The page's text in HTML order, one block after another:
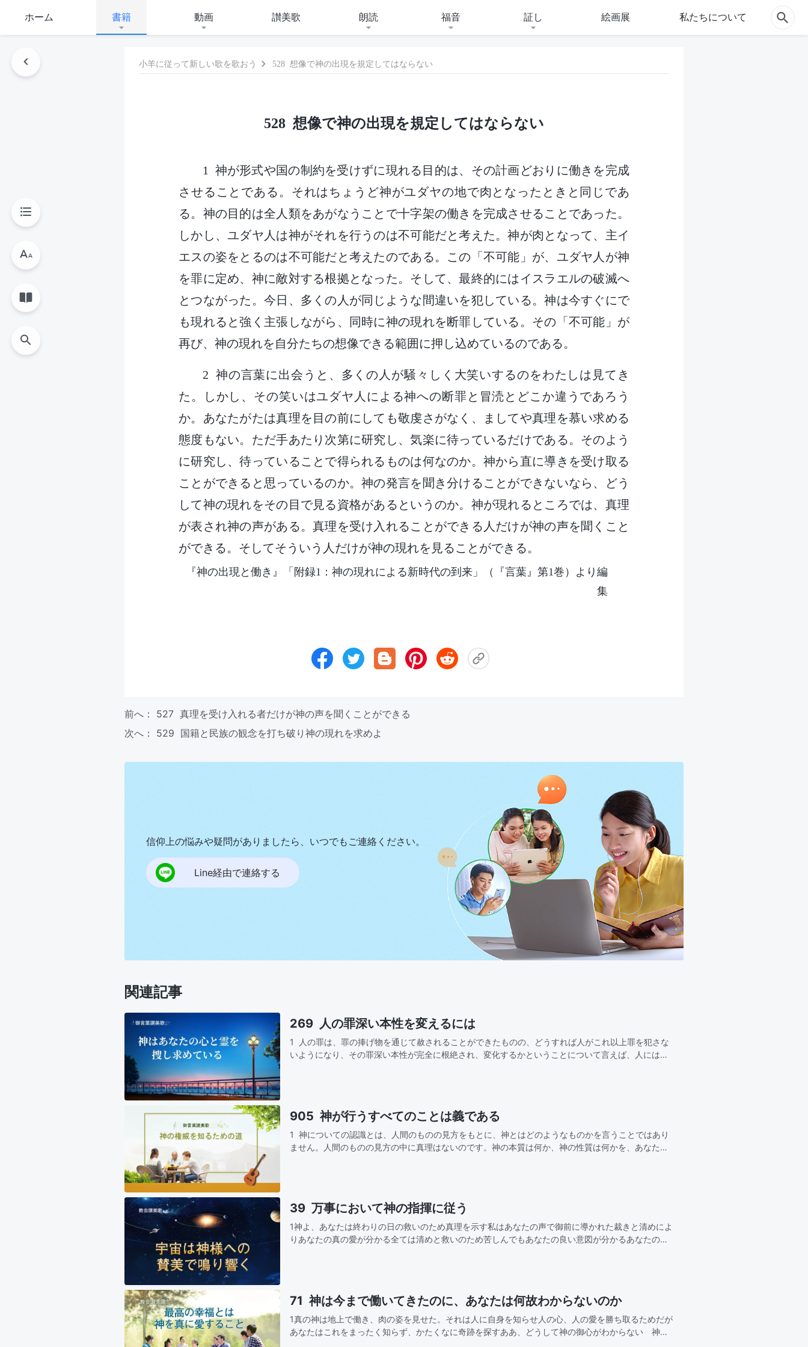
ホーム 書籍 動画 讃美歌 朗読 福音 証し 絵画展 私たちについて
小羊に従って新しい歌を歌おう 528 想像で神の出現を規定してはならない
528 想像で神の出現を規定してはならない
1 神が形式や国の制約を受けずに現れる目的は、その計画どおりに働きを完成
させることである。それはちょうど神がユダヤの地で肉となったときと同じであ
る。神の目的は全人類をあがなうことで十字架の働きを完成させることであった。
しかし、ユダヤ人は神がそれを行うのは不可能だと考えた。神が肉となって、主イ
エスの姿をとるのは不可能だと考えたのである。この「不可能」が、ユダヤ人が神
を罪に定め、神に敵対する根拠となった。そして、最終的にはイスラエルの破滅へ
とつながった。今日、多くの人が同じような間違いを犯している。神は今すぐにで
も現れると強く主張しながら、同時に神の現れを断罪している。その「不可能」が
再び、神の現れを自分たちの想像できる範囲に押し込めているのである。
2 神の言葉に出会うと、多くの人が騒々しく大笑いするのをわたしは見てき
た。しかし、その笑いはユダヤ人による神への断罪と冒涜とどこか違うであろう
か。あなたがたは真理を目の前にしても敬虔さがなく、ましてや真理を慕い求める
態度もない。ただ手あたり次第に研究し、気楽に待っているだけである。そのよう
に研究し、待っていることで得られるものは何なのか。神から直に導きを受け取る
ことができると思っているのか。神の発言を聞き分けることができないなら、どう
して神の現れをその目で見る資格があるというのか。神が現れるところでは、真理
が表され神の声がある。真理を受け入れることができる人だけが神の声を聞くこと
ができる。そしてそういう人だけが神の現れを見ることができる。
『神の出現と働き』「附録1：神の現れによる新時代の到来」（『言葉』第1巻）より編
集
前へ： 527 真理を受け入れる者だけが神の声を聞くことができる
次へ： 529 国籍と民族の観念を打ち破り神の現れを求めよ
信仰上の悩みや疑問がありましたら、いつでもご連絡ください。
Line経由で連絡する
関連記事
269 人の罪深い本性を変えるには
1 人の罪は、罪の捧げ物を通じて赦されることができたものの、どうすれば人がこれ以上罪を犯さな
いようになり、その罪深い本性が完全に根絶され、変化するかということについて言えば、人にはそ
905 神が行うすべてのことは義である
1 神についての認識とは、人間のものの見方をもとに、神とはどのようなものかを言うことではあり
ません。人間のものの見方の中に真理はないのです。神の本質は何か、神の性質は何かを、あなたは
39 万事において神の指揮に従う
1神よ、あなたは終わりの日の救いのため真理を示す私はあなたの声で御前に導かれた裁きと清めによ
りあなたの真の愛が分かる全ては清めと救いのため苦しんでもあなたの良い意図が分かるあなたの裁
71 神は今まで働いてきたのに、あなたは何故わからないのか
1真の神は地上で働き、肉の姿を見せた。それは人に自身を知らせ人の心、人の愛を勝ち取るためだが
あなたはこれをまったく知らず、かたくなに奇跡を探すああ、どうして神の御心がわからない 神が